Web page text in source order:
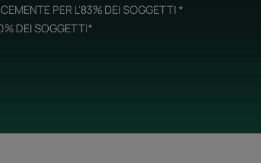
PER L'83% DEI SOGGETTI *
DEI SOGGETTI*